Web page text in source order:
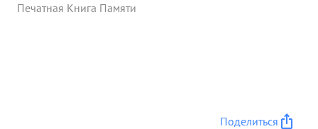
Печатная Книга Памяти
Поделиться